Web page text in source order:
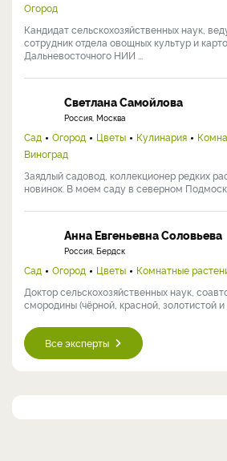
Огород
Кандидат сельскохозяйственных наук,
сотрудник отдела овощных культур и
Дальневосточного НИИ ...
Светлана Самойлова
Россия, Москва
Сад Огород Цветы Кулинария
Виноград
Заядлый садовод, коллекционер редких
новинок. В моем саду в северном
Анна Евгеньевна Соловьева
Россия, Бердск
Сад Огород Цветы Комнатные
Доктор сельскохозяйственных наук,
смородины (чёрной, красной, золотистой и
Все эксперты